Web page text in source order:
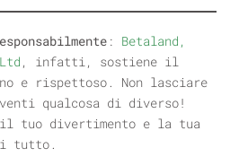
: Betaland,
, infatti, sostiene il
e rispettoso. Non lasciare
qualcosa di diverso!
tuo divertimento e la tua
tutto.